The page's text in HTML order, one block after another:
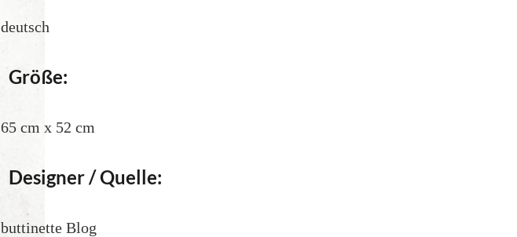
deutsch
Größe:
65 cm x 52 cm
Designer / Quelle:
buttinette Blog